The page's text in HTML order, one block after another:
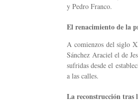
y Pedro Franco.
El renacimiento de la
A comienzos del siglo
Sánchez Araciel el de
sufridas desde el
a las calles.
La reconstrucción